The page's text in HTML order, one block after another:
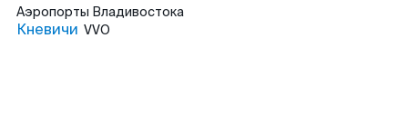
Аэропорты Владивостока
Кневичи VVO